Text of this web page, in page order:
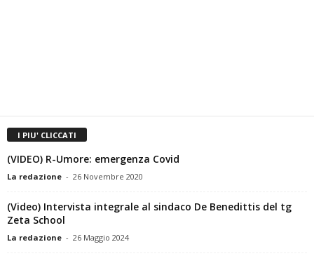
I PIU' CLICCATI
(VIDEO) R-Umore: emergenza Covid
La redazione - 26 Novembre 2020
(Video) Intervista integrale al sindaco De Benedittis del tg
Zeta School
La redazione - 26 Maggio 2024